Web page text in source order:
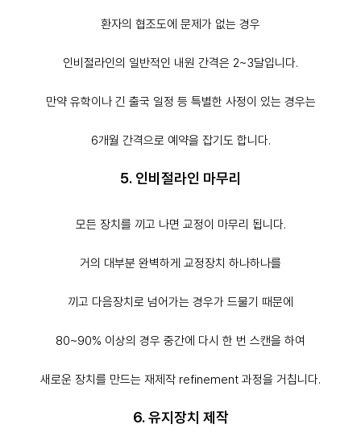
환자의 협조도에 문제가 없는 경우
인비절라인의 일반적인 내원 간격은 2~3달입니다.
만약 유학이나 긴 출국 일정 등 특별한 사정이 있는 경우는
6개월 간격으로 예약을 잡기도 합니다.
5. 인비절라인 마무리
모든 장치를 끼고 나면 교정이 마무리 됩니다.
거의 대부분 완벽하게 교정장치 하나하나를
끼고 다음장치로 넘어가는 경우가 드물기 때문에
80~90% 이상의 경우 중간에 다시 한 번 스캔을 하여
새로운 장치를 만드는 재제작 refinement 과정을 거칩니다.
6. 유지장치 제작